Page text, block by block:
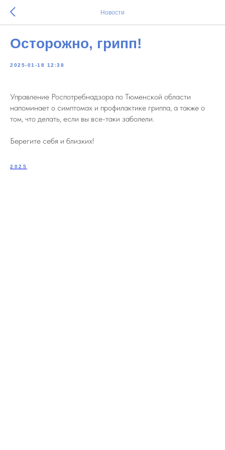
Новости
Осторожно, грипп!
2025-01-18 12:38
Управление Роспотребнадзора по Тюменской области
напоминает о симптомах и профилактике гриппа, а также о
том, что делать, если вы все-таки заболели.
Берегите себя и близких!
2025